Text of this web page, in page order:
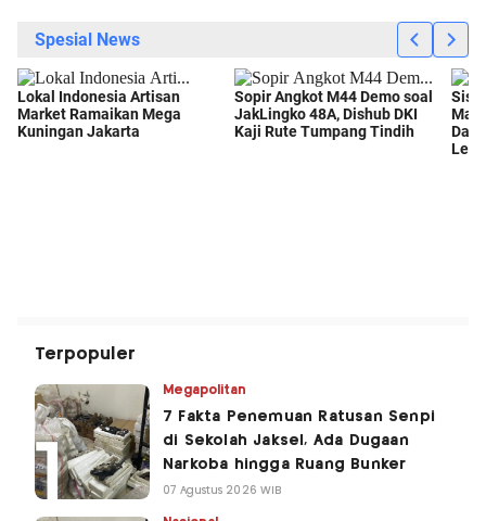
Terpopuler
Megapolitan
7 Fakta Penemuan Ratusan Senpi
di Sekolah Jaksel, Ada Dugaan
Narkoba hingga Ruang Bunker
07 Agustus 2026 WIB